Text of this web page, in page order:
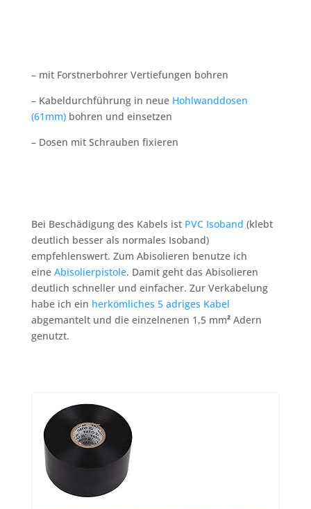
– mit Forstnerbohrer Vertiefungen bohren
– Kabeldurchführung in neue Hohlwanddosen
(61mm)bohren und einsetzen
– Dosen mit Schrauben fixieren
Bei Beschädigung des Kabels ist PVC Isoband (klebt
deutlich besser als normales Isoband)
empfehlenswert. Zum Abisolieren benutze ich
eine Abisolierpistole. Damit geht das Abisolieren
deutlich schneller und einfacher. Zur Verkabelung
habe ich ein herkömliches 5 adriges Kabel
abgemantelt und die einzelnenen 1,5 mm²Adern
genutzt.